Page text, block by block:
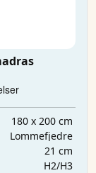
180 x 200 cm
Lommefjedre
21 cm
H2/H3